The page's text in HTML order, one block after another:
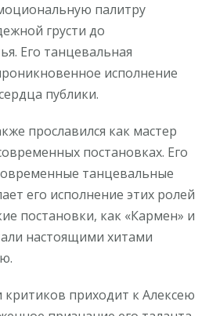
палитру
грусти до
Его танцевальная
исполнение
публики.
прославился как мастер
постановках. Его
танцевальные
его исполнение этих ролей
постановки, как «Кармен» и
настоящими хитами
приходит к Алексею